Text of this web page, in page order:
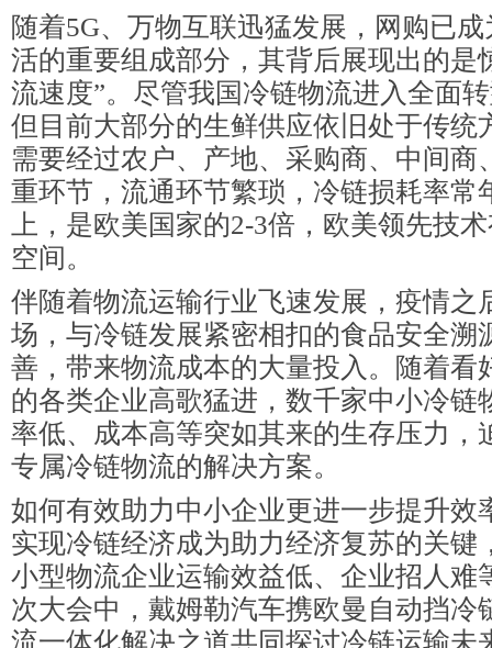
随着5G、万物互联迅猛发展，网购已
活的重要组成部分，其背后展现出的是
流速度”。尽管我国冷链物流进入全面
但目前大部分的生鲜供应依旧处于传统
需要经过农户、产地、采购商、中间商
重环节，流通环节繁琐，冷链损耗率常
上，是欧美国家的2-3倍，欧美领先技
空间。
伴随着物流运输行业飞速发展，疫情之
场，与冷链发展紧密相扣的食品安全溯
善，带来物流成本的大量投入。随着看
的各类企业高歌猛进，数千家中小冷链
率低、成本高等突如其来的生存压力，
专属冷链物流的解决方案。
如何有效助力中小企业更进一步提升效
实现冷链经济成为助力经济复苏的关键
小型物流企业运输效益低、企业招人难
次大会中，戴姆勒汽车携欧曼自动挡冷
流一体化解决之道共同探讨冷链运输未